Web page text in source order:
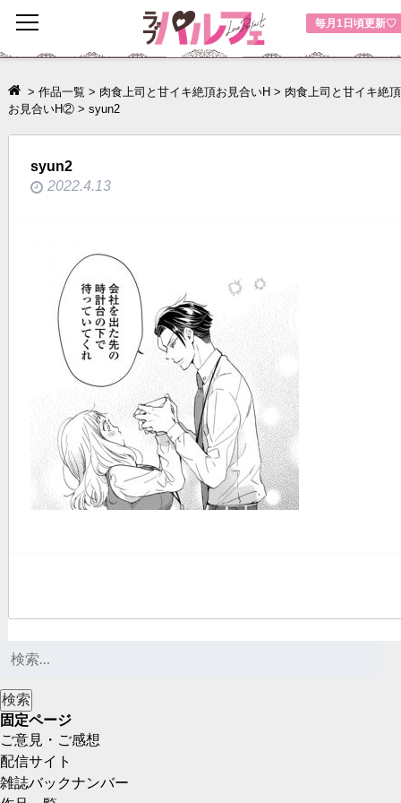
毎月1日頃更新♡
toggle
navigation
> 作品一覧 > 肉食上司と甘イキ絶頂お見合いH > 肉食上司と甘イキ絶頂
お見合いH②> syun2
syun2
2022.4.13
固定ページ
ご意見・ご感想
配信サイト
雑誌バックナンバー